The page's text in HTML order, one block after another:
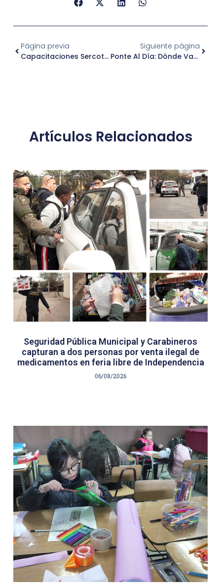
Página previa
Capacitaciones Sercotec
Siguiente página
Ponte Al Día: Dónde Vacunarte En Independencia
Artículos Relacionados
Seguridad Pública Municipal y Carabineros
capturan a dos personas por venta ilegal de
medicamentos en feria libre de Independencia
06/08/2026